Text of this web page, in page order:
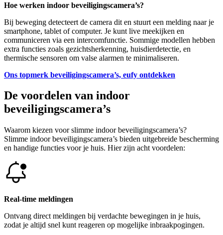
Hoe werken indoor beveiligingscamera’s?
Bij beweging detecteert de camera dit en stuurt een melding naar je
smartphone, tablet of computer. Je kunt live meekijken en
communiceren via een intercomfunctie. Sommige modellen hebben
extra functies zoals gezichtsherkenning, huisdierdetectie, en
thermische sensoren om valse alarmen te minimaliseren.
Ons topmerk beveiligingscamera’s, eufy ontdekken
De voordelen van indoor
beveiligingscamera’s
Waarom kiezen voor slimme indoor beveiligingscamera’s?
Slimme indoor beveiligingscamera’s bieden uitgebreide bescherming
en handige functies voor je huis. Hier zijn acht voordelen:
Real-time meldingen
Ontvang direct meldingen bij verdachte bewegingen in je huis,
zodat je altijd snel kunt reageren op mogelijke inbraakpogingen.